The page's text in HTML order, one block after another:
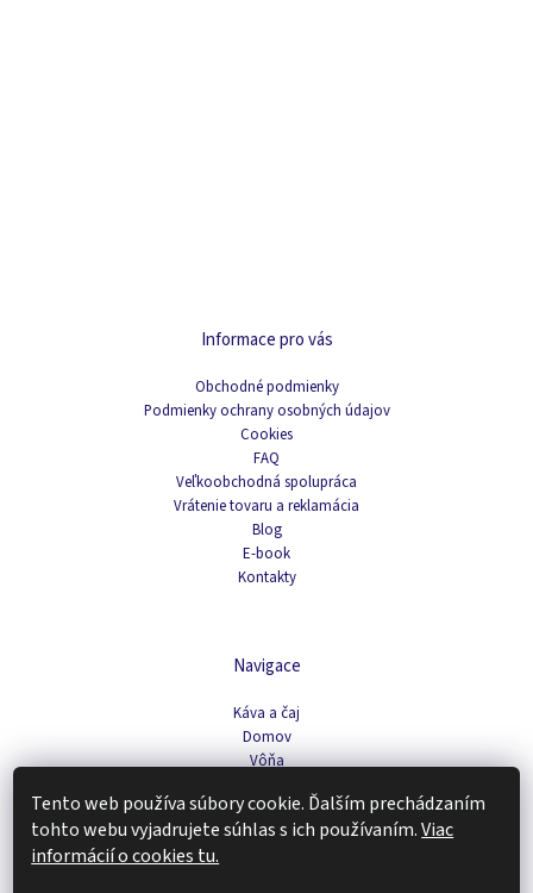
Tento web používa súbory cookie. Ďalším prechádzaním
tohto webu vyjadrujete súhlas s ich používaním.Viac
informácií o cookies tu.
Informace pro vás
Obchodné podmienky
Podmienky ochrany osobných údajov
Cookies
FAQ
Veľkoobchodná spolupráca
Vrátenie tovaru a reklamácia
Blog
E-book
Kontakty
Navigace
Káva a čaj
Domov
Vôňa
Doplnky stravy a fitness
Tipy na darčeky
Zachráň produkt